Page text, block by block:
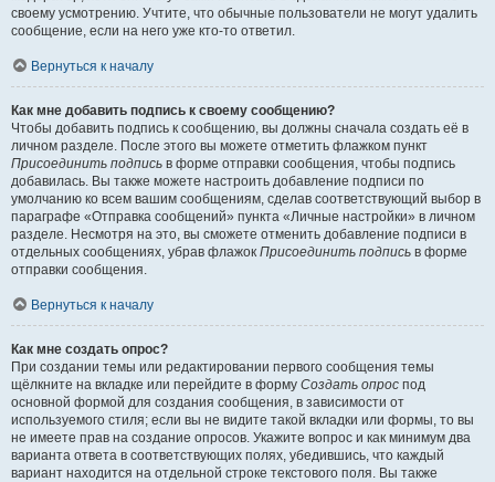
своему усмотрению. Учтите, что обычные пользователи не могут удалить
сообщение, если на него уже кто-то ответил.
Вернуться к началу
Как мне добавить подпись к своему сообщению?
Чтобы добавить подпись к сообщению, вы должны сначала создать её в
личном разделе. После этого вы можете отметить флажком пункт
Присоединить подпись в форме отправки сообщения, чтобы подпись
добавилась. Вы также можете настроить добавление подписи по
умолчанию ко всем вашим сообщениям, сделав соответствующий выбор в
параграфе «Отправка сообщений» пункта «Личные настройки» в личном
разделе. Несмотря на это, вы сможете отменить добавление подписи в
отдельных сообщениях, убрав флажок Присоединить подпись в форме
отправки сообщения.
Вернуться к началу
Как мне создать опрос?
При создании темы или редактировании первого сообщения темы
щёлкните на вкладке или перейдите в форму Создать опрос под
основной формой для создания сообщения, в зависимости от
используемого стиля; если вы не видите такой вкладки или формы, то вы
не имеете прав на создание опросов. Укажите вопрос и как минимум два
варианта ответа в соответствующих полях, убедившись, что каждый
вариант находится на отдельной строке текстового поля. Вы также